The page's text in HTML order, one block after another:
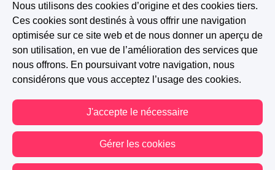
Nous utilisons des cookies d’origine et des cookies tiers.
Ces cookies sont destinés à vous offrir une navigation
optimisée sur ce site web et de nous donner un aperçu de
son utilisation, en vue de l’amélioration des services que
nous offrons. En poursuivant votre navigation, nous
considérons que vous acceptez l’usage des cookies.
J'accepte le nécessaire
Gérer les cookies